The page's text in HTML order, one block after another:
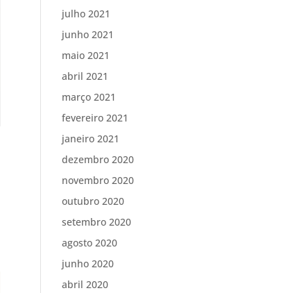
julho 2021
junho 2021
maio 2021
abril 2021
março 2021
fevereiro 2021
janeiro 2021
dezembro 2020
novembro 2020
outubro 2020
setembro 2020
agosto 2020
junho 2020
abril 2020